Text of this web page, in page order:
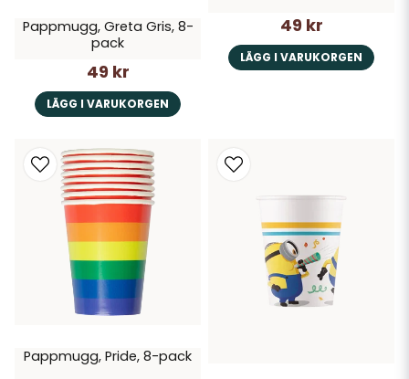
Pappmugg, Greta Gris, 8-
pack
49 kr
LÄGG I VARUKORGEN
49 kr
LÄGG I VARUKORGEN
Pappmugg, Pride, 8-pack